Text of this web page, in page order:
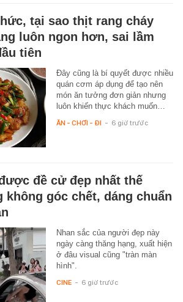
tại sao thịt rang cháy
luôn ngon hơn, sai lầm
tiên
Đây cũng là bí quyết được nhiều
quán cơm áp dụng để tạo nên
món ăn tưởng đơn giản nhưng
luôn khiến thực khách muốn…
ĂN - CHƠI - ĐI - 6 giờ trước
đề cử đẹp nhất thế
không góc chết, dáng chuẩn
Nhan sắc của người đẹp này
ngày càng thăng hạng, xuất hiện
ở đâu visual cũng "tràn màn
hình".
CINE - 6 giờ trước